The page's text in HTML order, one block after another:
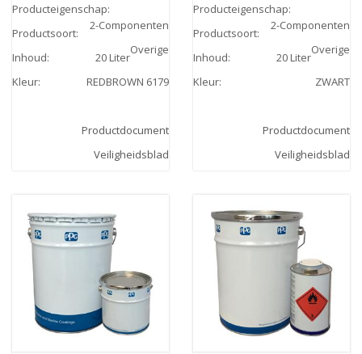
Producteigenschap:
2-Componenten
Productsoort:
Overige
Inhoud:
20 Liter
Kleur: REDBROWN 6179
Productdocument
Veiligheidsblad
Producteigenschap:
2-Componenten
Productsoort:
Overige
Inhoud:
20 Liter
Kleur: ZWART
Productdocument
Veiligheidsblad